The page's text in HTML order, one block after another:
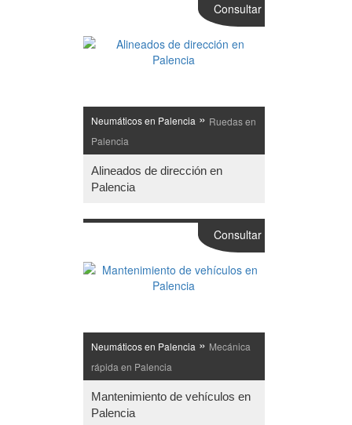
Neumáticos en Palencia » Ruedas en
Palencia
Alineados de dirección en
Palencia
Consultar
Neumáticos en Palencia » Mecánica
rápida en Palencia
Mantenimiento de vehículos en
Palencia
Consultar